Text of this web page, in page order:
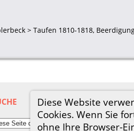
Diese Website
Cookies. Wenn Sie
ohne Ihre Browser-
> Taufen 1810-1818,